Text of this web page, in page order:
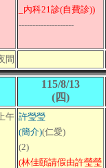
_內科21診(自費診))
--------------------
間
115/8/13
(四)
午 許瑩瑩
(簡介)(仁愛)
(2)
(林佳頤請假由許瑩瑩